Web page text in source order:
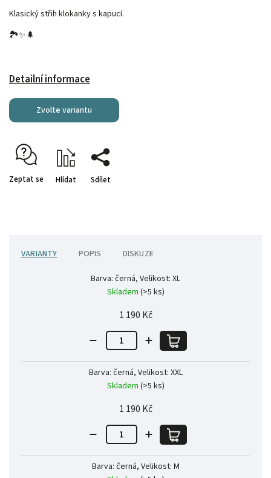
Klasický střih klokanky s kapucí.
🏞️✨🌲
Detailní informace
Zvolte variantu
Zeptat se Hlídat Sdílet
VARIANTY POPIS DISKUZE
Barva: černá, Velikost: XL
Skladem (>5 ks)
1 190 Kč
Barva: černá, Velikost: XXL
Skladem (>5 ks)
1 190 Kč
Barva: černá, Velikost: M